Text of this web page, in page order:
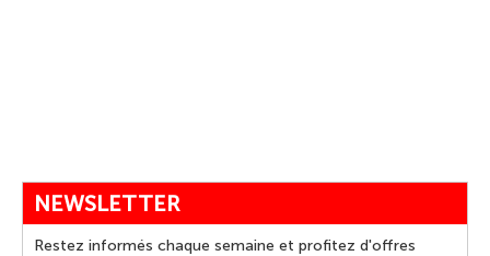
NEWSLETTER
Restez informés chaque semaine et profitez d'offres